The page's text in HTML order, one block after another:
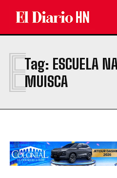
Tag: ESCUELA
MUISCA
E